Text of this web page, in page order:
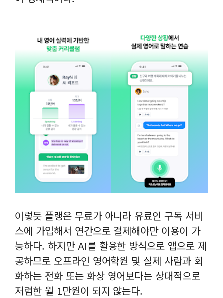
이렇듯 플랭은 무료가 아니라 유료인 구독 서비
스에 가입해서 연간으로 결제해야만 이용이 가
능하다. 하지만 AI를 활용한 방식으로 앱으로 제
공하므로 오프라인 영어학원 및 실제 사람과 회
화하는 전화 또는 화상 영어보다는 상대적으로
저렴한 월 1만원이 되지 않는다.